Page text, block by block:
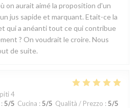
on aurait aimé la proposition d'un
jus sapide et marquant. Etait-ce la
qui a anéanti tout ce qui contribue
? On voudrait le croire. Nous
de suite.
4
: 5/5 Cucina : 5/5 Qualità / Prezzo : 5/5